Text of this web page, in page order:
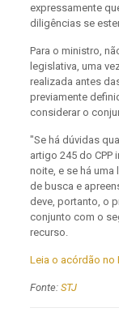
expressamente
diligências se
Para o ministro,
legislativa, uma
realizada antes
previamente
considerar o
"Se há dúvidas
artigo 245 do
noite, e se há
de busca e
deve, portanto, o
conjunto com o
recurso.
Leia o acórdão no
Fonte: STJ